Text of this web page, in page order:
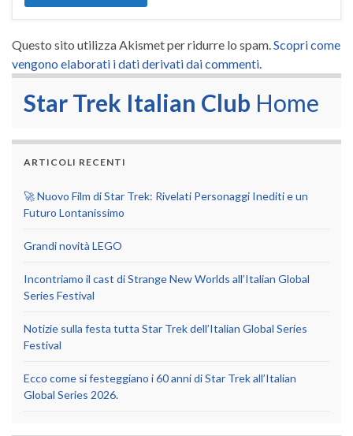
Questo sito utilizza Akismet per ridurre lo spam. Scopri come
vengono elaborati i dati derivati dai commenti
Star Trek Italian Club Home
ARTICOLI RECENTI
🚀 Nuovo Film di Star Trek: Rivelati Personaggi Inediti e un
Futuro Lontanissimo
Grandi novità LEGO
Incontriamo il cast di Strange New Worlds all’Italian Global
Series Festival
Notizie sulla festa tutta Star Trek dell’Italian Global Series
Festival
Ecco come si festeggiano i 60 anni di Star Trek all’Italian
Global Series 2026.